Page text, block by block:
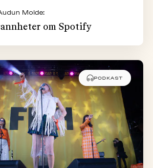
Molde:
om Spotify
PODKAST